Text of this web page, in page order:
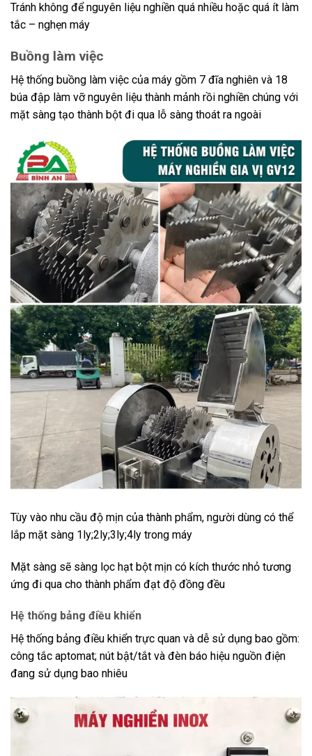
Tránh không để nguyên liệu nghiền quá nhiều hoặc quá ít làm
tắc – nghẹn máy
Buồng làm việc
Hệ thống buồng làm việc của máy gồm 7 đĩa nghiên và 18
búa đập làm vỡ nguyên liệu thành mảnh rồi nghiền chúng với
mặt sàng tạo thành bột đi qua lỗ sàng thoát ra ngoài
Tùy vào nhu cầu độ mịn của thành phẩm, người dùng có thể
lắp mặt sàng 1ly;2ly;3ly;4ly trong máy
Mặt sàng sẽ sàng lọc hạt bột mịn có kích thước nhỏ tương
ứng đi qua cho thành phẩm đạt độ đồng đều
Hệ thống bảng điều khiển
Hệ thống bảng điều khiển trực quan và dễ sử dụng bao gồm:
công tắc aptomat; nút bật/tắt và đèn báo hiệu nguồn điện
đang sử dụng bao nhiêu